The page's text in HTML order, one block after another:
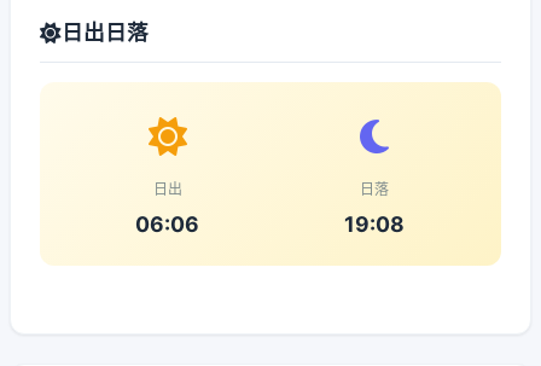
日出日落
日出
06:06
日落
19:08